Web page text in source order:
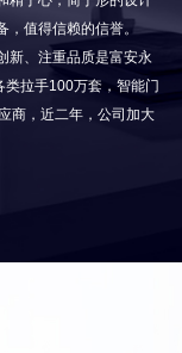
，值得信赖的信誉。
新、注重品质是富安永
拉手100万套，智能门
商，近二年，公司加大